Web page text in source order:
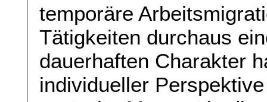
temporäre
Tätigkeiten durchaus
dauerhaften Charakter
individueller